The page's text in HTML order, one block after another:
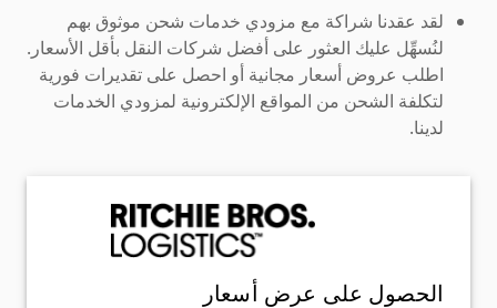
لقد عقدنا شراكة مع مزودي خدمات شحن موثوق بهم
لنُسهِّل عليك العثور على أفضل شركات النقل بأقل الأسعار.
اطلب عروض أسعار مجانية أو احصل على تقديرات فورية
لتكلفة الشحن من المواقع الإلكترونية لمزودي الخدمات
لدينا.
الحصول على عرض أسعار